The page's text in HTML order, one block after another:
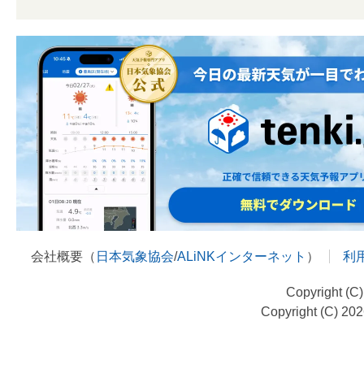
会社概要（ 日本気象協会/ALiNKインターネット ） 利
Copyright
Copyright (C)